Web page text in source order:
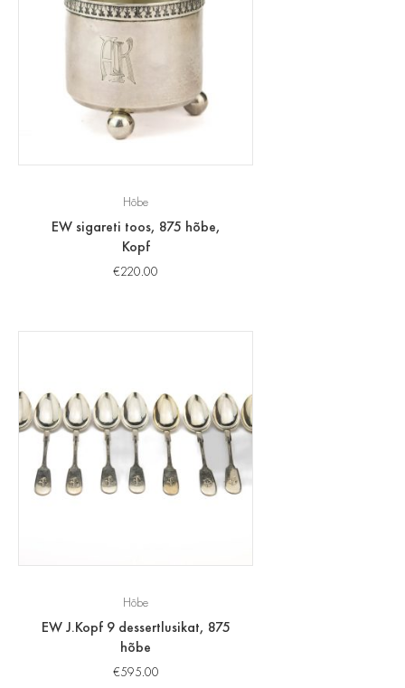
Hõbe
EW sigareti toos, 875 hõbe,
Kopf
€220.00
Hõbe
EW J.Kopf 9 dessertlusikat, 875
hõbe
€595.00